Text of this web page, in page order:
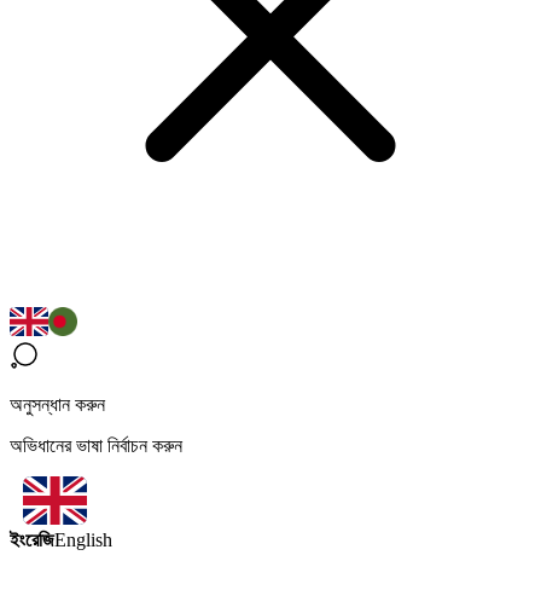
অনুসন্ধান করুন
অভিধানের ভাষা নির্বাচন করুন
ইংরেজিEnglish